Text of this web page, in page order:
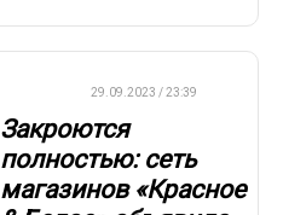
29.09.2023 / 23:39
Закроются
полностью: сеть
магазинов «Красное